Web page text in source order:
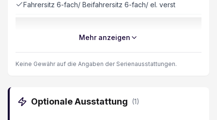
Fahrersitz 6-fach/ Beifahrersitz 6-fach/ el. verst
LED-Scheinwerfer
Kollisionswarner
Mehr anzeigen
Keine Gewähr auf die Angaben der Serienausstattungen.
Optionale Ausstattung (1)